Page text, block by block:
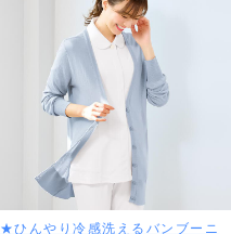
★ひんやり冷感洗えるバンブーニ